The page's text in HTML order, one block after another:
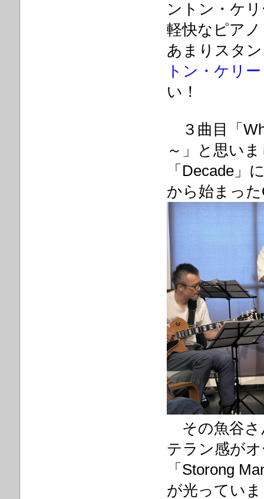
ントン・ケ
軽快なピアノ
あまりスタ
トン・ケリ
い！
３曲目「
～」と思い
「Decade」
から始まっ
その魚谷さ
テラン感が
「Storong
が光ってい